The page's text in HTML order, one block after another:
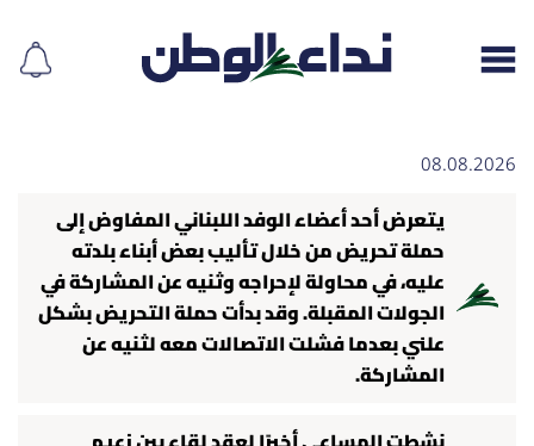
إقرأ الجريدة
لبنان
الغلاف
نداء اليوم
08.08.2026
يتعرض أحد أعضاء الوفد اللبناني المفاوض إلى
حملة تحريض من خلال تأليب بعض أبناء بلدته
عليه، في محاولة لإحراجه وثنيه عن المشاركة في
الجولات المقبلة. وقد بدأت حملة التحريض بشكل
علني بعدما فشلت الاتصالات معه لثنيه عن
المشاركة.